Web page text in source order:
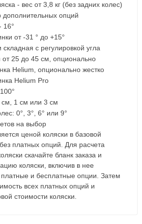
- вес от 3,8 кг (без задних колес)
опций
16°
от -31 ° до +15°
с регулировкой угла
от 25 до 45 см, опционально
Helium, опционально жестко
Helium Pro
1 см или 3 см
0°, 3°, 6° или 9°
на выбор
ценой коляски в базовой
платных опций. Для расчета
скачайте бланк заказа и
коляски, включив в нее
и бесплатные опции. Затем
всех платных опций и
стоимости коляски.